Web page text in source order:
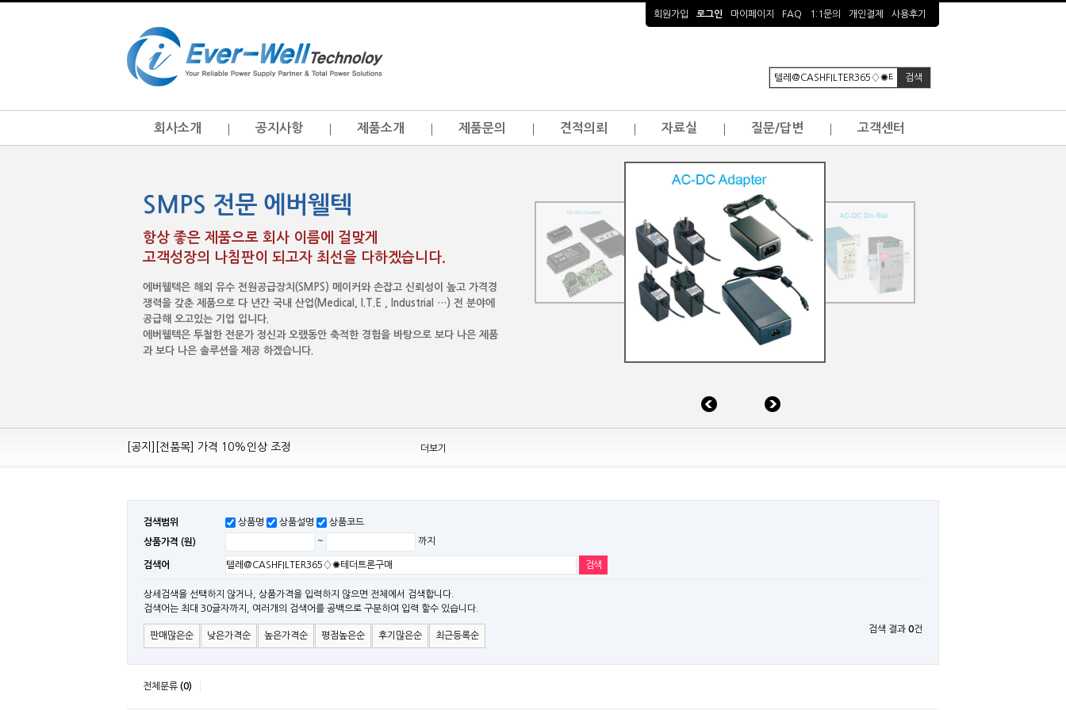
회원가입 로그인 마이페이지 FAQ 1:1문의 개인결제 사용후기
회사소개 공지사항 제품소개 제품문의 견적의뢰 자료실 질문/답변 고객센터
SMPS 전문 에버웰텍
항상 좋은 제품으로 회사 이름에 걸맞게
고객성장의 나침판이 되고자 최선을 다하겠습니다.
에버웰텍은 해외 유수 전원공급장치(SMPS) 메이커와 손잡고 신뢰성이 높고 가격경
쟁력을 갖춘 제품으로 다 년간 국내 산업(Medical, I.T.E , Industrial …) 전 분야에
공급해 오고있는 기업 입니다.
에버웰텍은 투철한 전문가 정신과 오랬동안 축적한 경험을 바탕으로 보다 나은 제품
과 보다 나은 솔루션을 제공 하겠습니다.
[공지][Mean Well 제품 전품목] 10% 가격 인하 조정
[공지][전품목] 가격 10%인상 조정
[공지][민웰] 전품목 가격 조정의건
[민웰] RS 모델 출시
[공지]SMPS 저가형 [기획상품] 출시
[공지]12W~300W Medical Adapter"2017 NEW MODEL"[ADT] 출시
[공지][민웰] [민웰] 인버터 "정현파 / 유사 정현파" 시리즈 제품을 출시
[공지][민웰] LED 방수형 (CLG / CEN / HLG)시리즈 제품 출시
더보기
검색범위 상품명 상품설명 상품코드
상품가격 (원) ~ 까지
검색어
상세검색을 선택하지 않거나, 상품가격을 입력하지 않으면 전체에서 검색합니다.
검색어는 최대 30글자까지, 여러개의 검색어를 공백으로 구분하여 입력 할수 있습니다.
판매많은순 낮은가격순 높은가격순 평점높은순 후기많은순 최근등록순
검색 결과 0건
전체분류 (0)